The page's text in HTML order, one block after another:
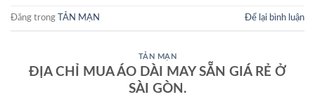
Đăng trong TẢN MẠN Để lại bình luận
TẢN MẠN
ĐỊA CHỈ MUA ÁO DÀI MAY SẴN GIÁ RẺ Ở
SÀI GÒN.